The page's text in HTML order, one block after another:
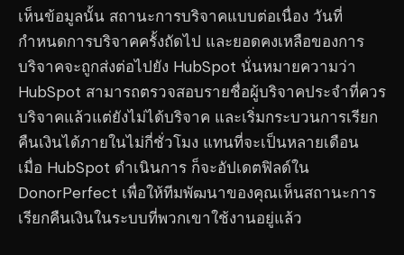
เห็นข้อมูลนั้น สถานะการบริจาคแบบต่อเนื่อง วันที่
กำหนดการบริจาคครั้งถัดไป และยอดคงเหลือของการ
บริจาคจะถูกส่งต่อไปยัง HubSpot นั่นหมายความว่า
HubSpot สามารถตรวจสอบรายชื่อผู้บริจาคประจำที่ควร
บริจาคแล้วแต่ยังไม่ได้บริจาค และเริ่มกระบวนการเรียก
คืนเงินได้ภายในไม่กี่ชั่วโมง แทนที่จะเป็นหลายเดือน
เมื่อ HubSpot ดำเนินการ ก็จะอัปเดตฟิลด์ใน
DonorPerfect เพื่อให้ทีมพัฒนาของคุณเห็นสถานะการ
เรียกคืนเงินในระบบที่พวกเขาใช้งานอยู่แล้ว